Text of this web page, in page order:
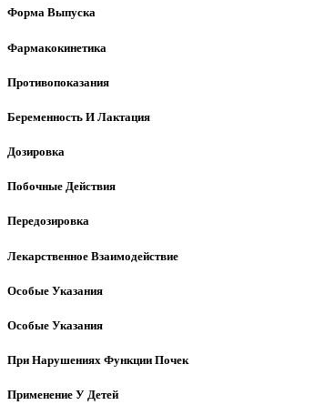
Форма Выпуска
Фармакокинетика
Противопоказания
Беременность И Лактация
Дозировка
Побочные Действия
Передозировка
Лекарственное Взаимодействие
Особые Указания
Особые Указания
При Нарушениях Функции Почек
Применение У Детей